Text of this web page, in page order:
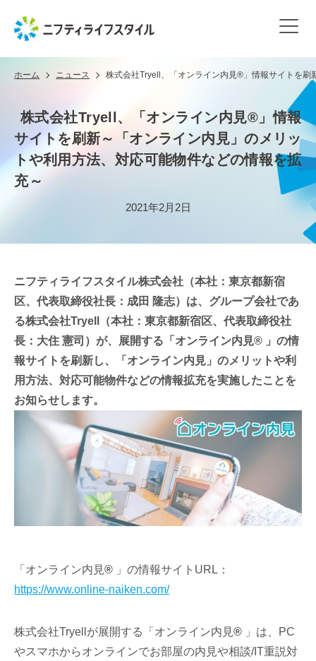
ホーム ニュース 株式会社Tryell、「オンライン内見®」情報サイトを
株式会社Tryell、「オンライン内見®」情報
サイトを刷新～「オンライン内見」のメリッ
トや利用方法、対応可能物件などの情報を拡
充～
2021年2月2日
​ニフティライフスタイル株式会社（本社：東京都新宿
区、代表取締役社長：成田 隆志）は、グループ会社であ
る株式会社Tryell（本社：東京都新宿区、代表取締役社
長：大住 憲司）が、展開する「オンライン内見® 」の情
報サイトを刷新し、「オンライン内見」のメリットや利
用方法、対応可能物件などの情報拡充を実施したことを
お知らせします。
「オンライン内見® 」の情報サイトURL：
https://www.online-naiken.com/
株式会社Tryellが展開する「オンライン内見® 」は、PC
やスマホからオンラインでお部屋の内見や相談/IT重説対